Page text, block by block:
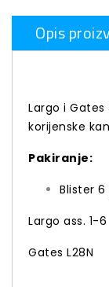
Opis
Largo i
korijenske
Pakiranje:
Blister 6
Largo ass. 1-6
Gates L28N